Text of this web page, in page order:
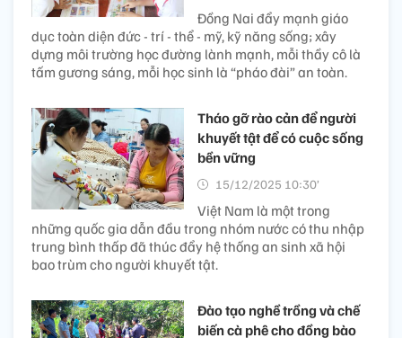
Đồng Nai đẩy mạnh giáo
dục toàn diện đức - trí - thể - mỹ, kỹ năng sống; xây
dựng môi trường học đường lành mạnh, mỗi thầy cô là
tấm gương sáng, mỗi học sinh là “pháo đài” an toàn.
Tháo gỡ rào cản để người
khuyết tật để có cuộc sống
bền vững
15/12/2025 10:30’
Việt Nam là một trong
những quốc gia dẫn đầu trong nhóm nước có thu nhập
trung bình thấp đã thúc đẩy hệ thống an sinh xã hội
bao trùm cho người khuyết tật.
Đào tạo nghề trồng và chế
biến cà phê cho đồng bào